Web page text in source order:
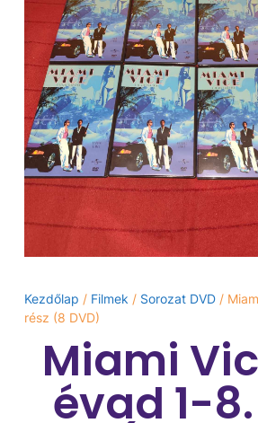
Kezdőlap / Filmek / Sorozat DVD/
rész (8 DVD)
Miami
évad 1-